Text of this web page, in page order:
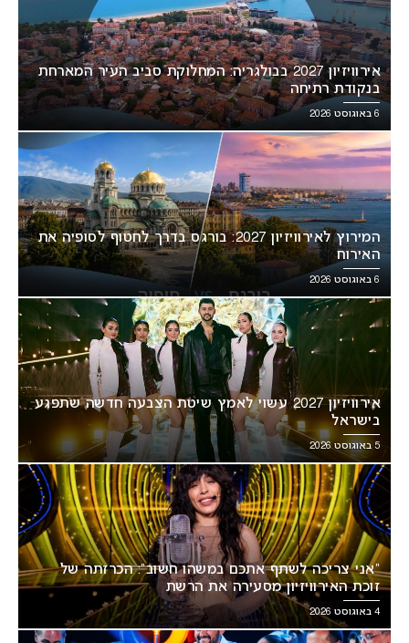
אירוויזיון 2027 בבולגריה: המחלוקת סביב העיר המארחת
בנקודת רתיחה
6 באוגוסט 2026
המירוץ לאירוויזיון 2027: בורגס בדרך לחטוף לסופיה את
האירוח
6 באוגוסט 2026
אירוויזיון 2027 עשוי לאמץ שיטת הצבעה חדשה שתפגע
בישראל
5 באוגוסט 2026
“אני צריכה לשתף אתכם במשהו חשוב”: הכרזתה של
זוכת האירוויזיון מסעירה את הרשת
4 באוגוסט 2026